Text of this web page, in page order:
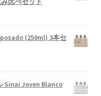
(250ml) 3本セ
Sinai Joven Blanco